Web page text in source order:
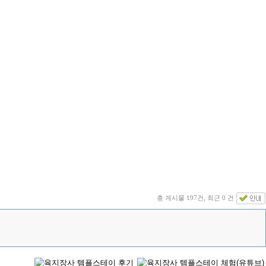
총 게시물 197건, 최근 0 건